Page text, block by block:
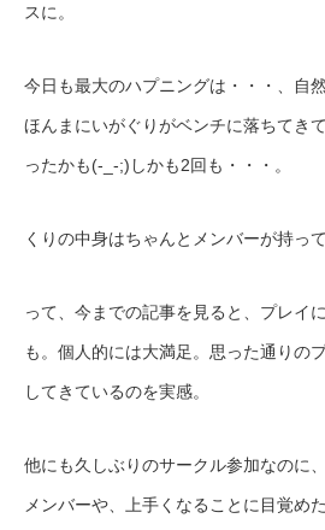
スに。
今日も最大のハプニングは・・・、自
ほんまにいがぐりがベンチに落ちてき
ったかも(-_-;)しかも2回も・・・。
くりの中身はちゃんとメンバーが持っ
って、今までの記事を見ると、プレイ
も。個人的には大満足。思った通りの
してきているのを実感。
他にも久しぶりのサークル参加なのに
メンバーや、上手くなることに目覚め